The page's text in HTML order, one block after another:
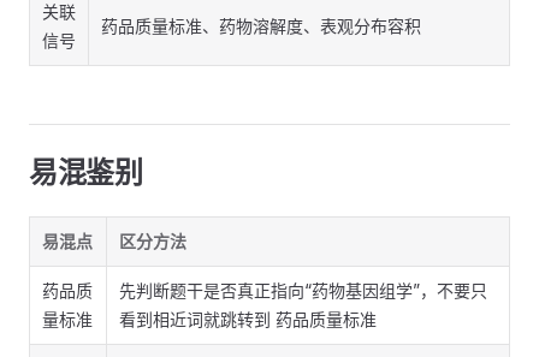
关联
信号
药品质量标准、药物溶解度、表观分布容积
易混鉴别
易混点 区分方法
药品质
量标准
先判断题干是否真正指向“药物基因组学”，不要只
看到相近词就跳转到 药品质量标准